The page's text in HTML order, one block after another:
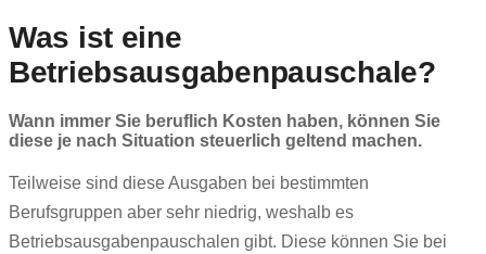
Was ist eine
Betriebsausgabenpauschale?
Wann immer Sie beruflich Kosten haben, können Sie
diese je nach Situation steuerlich geltend machen.
Teilweise sind diese Ausgaben bei bestimmten
Berufsgruppen aber sehr niedrig, weshalb es
Betriebsausgabenpauschalen gibt. Diese können Sie bei